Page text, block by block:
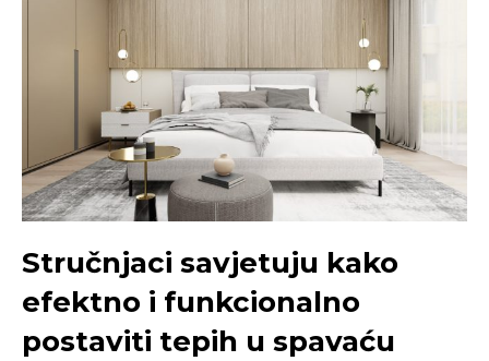
Stručnjaci savjetuju kako
efektno i funkcionalno
postaviti tepih u spavaću